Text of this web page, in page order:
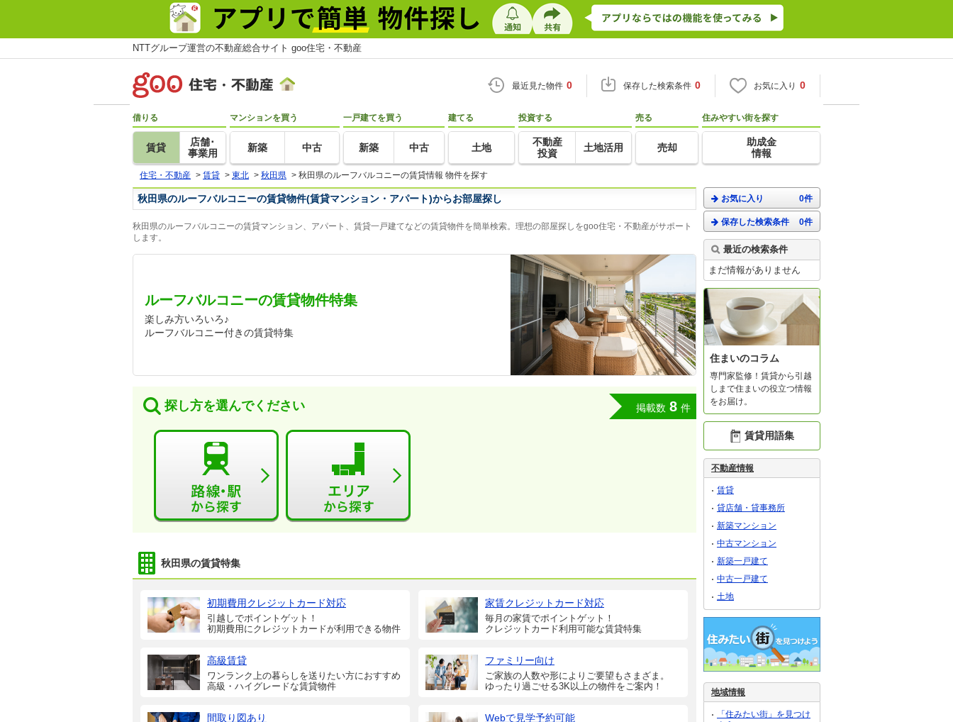
NTTグループ運営の不動産総合サイト goo住宅・不動産
最近見た物件 0 保存した検索条件 0 お気に入り 0
借りる
賃貸
店舗･
事業用
マンションを買う
新築 中古
一戸建てを買う
新築 中古
建てる
土地
投資する
不動産
投資
土地活用
売る
売却
住みやすい街を探す
助成金
情報
住宅・不動産 > 賃貸 > 東北 > 秋田県 > 秋田県のルーフバルコニーの賃貸情報 物件を探す
秋田県のルーフバルコニーの賃貸物件(賃貸マンション・アパート)からお部屋探し
秋田県のルーフバルコニーの賃貸マンション、アパート、賃貸一戸建てなどの賃貸物件を簡単検索。理想の部屋探しをgoo住宅・不動産がサポート
します。
ルーフバルコニーの賃貸物件特集
楽しみ方いろいろ♪
ルーフバルコニー付きの賃貸特集
探し方を選んでください 掲載数 8 件
秋田県の賃貸特集
初期費用クレジットカード対応
引越しでポイントゲット！
初期費用にクレジットカードが利用できる物件
家賃クレジットカード対応
毎月の家賃でポイントゲット！
クレジットカード利用可能な賃貸特集
高級賃貸
ワンランク上の暮らしを送りたい方におすすめ
高級・ハイグレードな賃貸物件
ファミリー向け
ご家族の人数や形によりご要望もさまざま。
ゆったり過ごせる3K以上の物件をご案内！
間取り図あり Webで見学予約可能
お気に入り 0件
保存した検索条件 0件
最近の検索条件
まだ情報がありません
住まいのコラム
専門家監修！賃貸から引越
しまで住まいの役立つ情報
をお届け。
賃貸用語集
不動産情報
賃貸
貸店舗・貸事務所
新築マンション
中古マンション
新築一戸建て
中古一戸建て
土地
地域情報
「住みたい街」を見つけ